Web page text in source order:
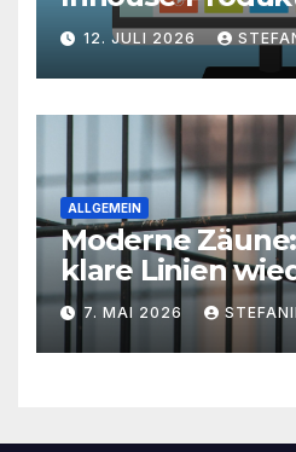
finden
richtigen Weg
skalierbarem
12. JULI 2026
ALLGEMEIN
Moderne
klare Linien
sind
7. MAI 2026